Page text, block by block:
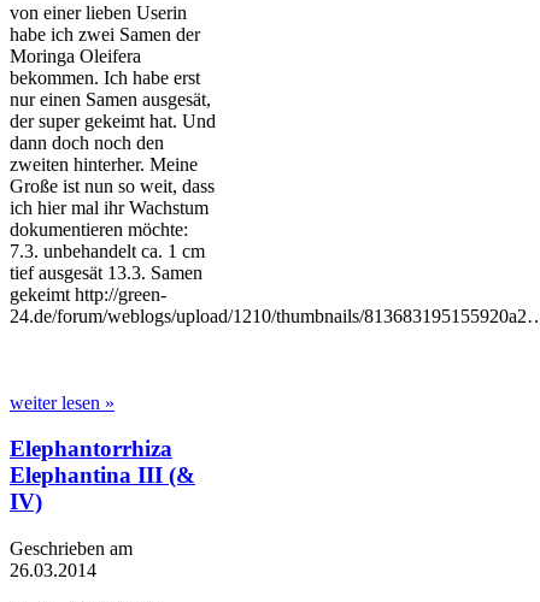
von einer lieben Userin
habe ich zwei Samen der
Moringa Oleifera
bekommen. Ich habe erst
nur einen Samen ausgesät,
der super gekeimt hat. Und
dann doch noch den
zweiten hinterher. Meine
Große ist nun so weit, dass
ich hier mal ihr Wachstum
dokumentieren möchte:
7.3. unbehandelt ca. 1 cm
tief ausgesät 13.3. Samen
gekeimt http://green-
24.de/forum/weblogs/upload/1210/thumbnails/
weiter lesen »
Elephantorrhiza
Elephantina III (&
IV)
Geschrieben am
26.03.2014